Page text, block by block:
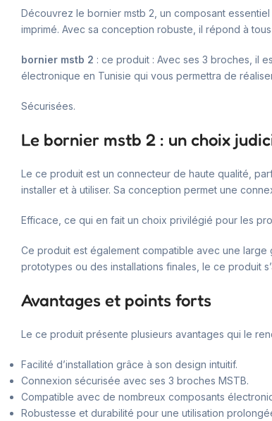
Découvrez le bornier mstb 2, un composant
imprimé. Avec sa conception robuste, il répond à
bornier mstb 2 : ce produit : Avec ses 3 broches, il
électronique en Tunisie qui vous permettra de
Sécurisées.
Le bornier mstb 2 : un choix
Le ce produit est un connecteur de haute qualité,
installer et à utiliser. Sa conception permet une
Efficace, ce qui en fait un choix privilégié pour les
Ce produit est également compatible avec une large
prototypes ou des installations finales, le ce produit
Avantages et points forts
Le ce produit présente plusieurs avantages qui le
Facilité d’installation grâce à son design intuitif.
Connexion sécurisée avec ses 3 broches MSTB.
Compatible avec de nombreux composants
Robustesse et durabilité pour une utilisation